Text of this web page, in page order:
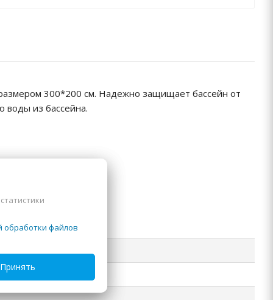
300*200 см. Надежно защищает бассейн от
воды из бассейна.
А.Е.
обработки файлов
Принять